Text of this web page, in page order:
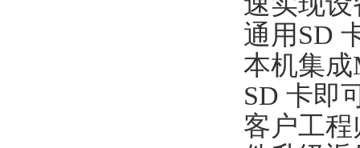
通用SD
本机集成
SD 卡即
客户工